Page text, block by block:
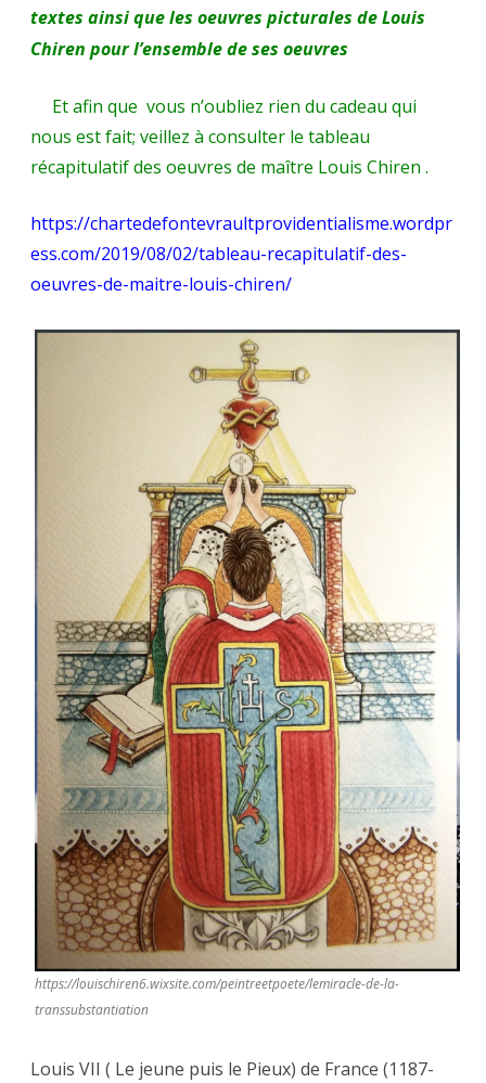
flotte
providentialiste”
aux
royalistes
de
transsubstantiation
textes ainsi que les oeuvres picturales de Louis
Chiren pour l’ensemble de ses oeuvres
Et afin que vous n’oubliez rien du cadeau qui
nous est fait; veillez à consulter le tableau
récapitulatif des oeuvres de maître Louis Chiren .
https://chartedefontevraultprovidentialisme.wordpr
ess.com/2019/08/02/tableau-recapitulatif-des-
oeuvres-de-maitre-louis-chiren/
https://louischiren6.wixsite.com/peintreetpoete/lemiracle-de-la-
transsubstantiation
Louis VII ( Le jeune puis le Pieux) de France (1187-